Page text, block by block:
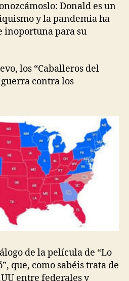
Donald es un
y la pandemia ha
inoportuna para su
los “Caballeros del
contra los
de la película de “Lo
que, como sabéis trata de
entre federales y